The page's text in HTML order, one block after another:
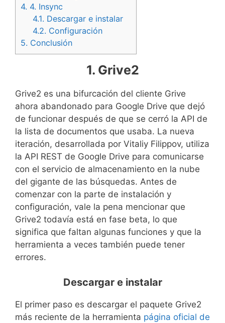
4. 4. Insync
4.1. Descargar e instalar
4.2. Configuración
5. Conclusión
1. Grive2
Grive2 es una bifurcación del cliente Grive
ahora abandonado para Google Drive que dejó
de funcionar después de que se cerró la API de
la lista de documentos que usaba. La nueva
iteración, desarrollada por Vitaliy Filippov, utiliza
la API REST de Google Drive para comunicarse
con el servicio de almacenamiento en la nube
del gigante de las búsquedas. Antes de
comenzar con la parte de instalación y
configuración, vale la pena mencionar que
Grive2 todavía está en fase beta, lo que
significa que faltan algunas funciones y que la
herramienta a veces también puede tener
errores.
Descargar e instalar
El primer paso es descargar el paquete Grive2
más reciente de la herramienta página oficial de